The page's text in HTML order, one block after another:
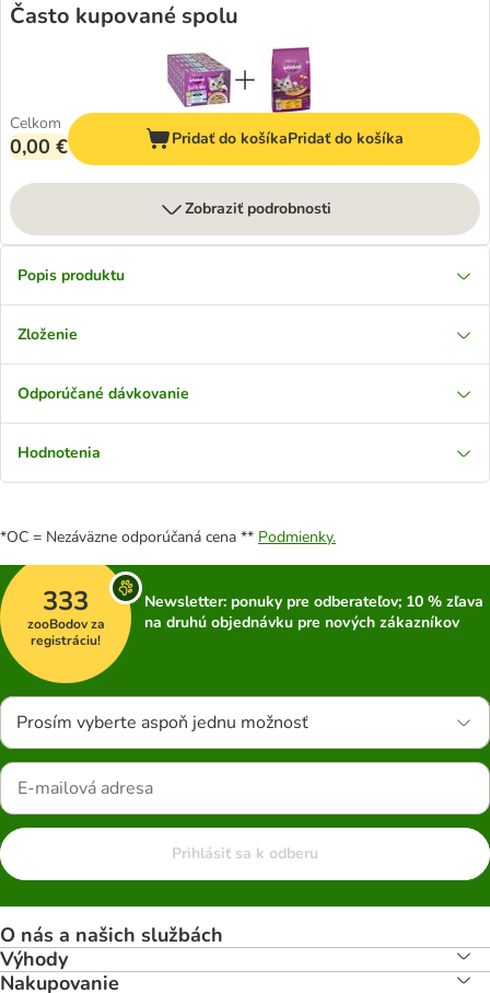
Často kupované spolu
Celkom
0,00 € Pridať do košíkaPridať do košíka
Zobraziť podrobnosti
Popis produktu
Zloženie
Odporúčané dávkovanie
Hodnotenia
*OC = Nezáväzne odporúčaná cena ** Podmienky.
333
zooBodov za
registráciu!
Newsletter: ponuky pre odberateľov; 10 % zľava
na druhú objednávku pre nových zákazníkov
Prosím vyberte aspoň jednu možnosť
Prihlásiť sa k odberu
O nás a našich službách
Výhody
Nakupovanie